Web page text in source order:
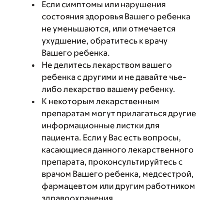
Если симптомы или нарушения
состояния здоровья Вашего ребенка
не уменьшаются, или отмечается
ухудшение, обратитесь к врачу
Вашего ребенка.
Не делитесь лекарством вашего
ребенка с другими и не давайте чье-
либо лекарство вашему ребенку.
К некоторым лекарственным
препаратам могут прилагаться другие
информационные листки для
пациента. Если у Вас есть вопросы,
касающиеся данного лекарственного
препарата, проконсультируйтесь с
врачом Вашего ребенка, медсестрой,
фармацевтом или другим работником
здравоохранения.